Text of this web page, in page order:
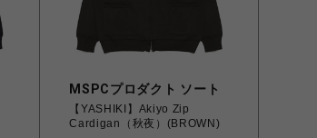
MSPCプロダクト ソート
【YASHIKI】Akiyo Zip
Cardigan（秋夜）(BROWN)